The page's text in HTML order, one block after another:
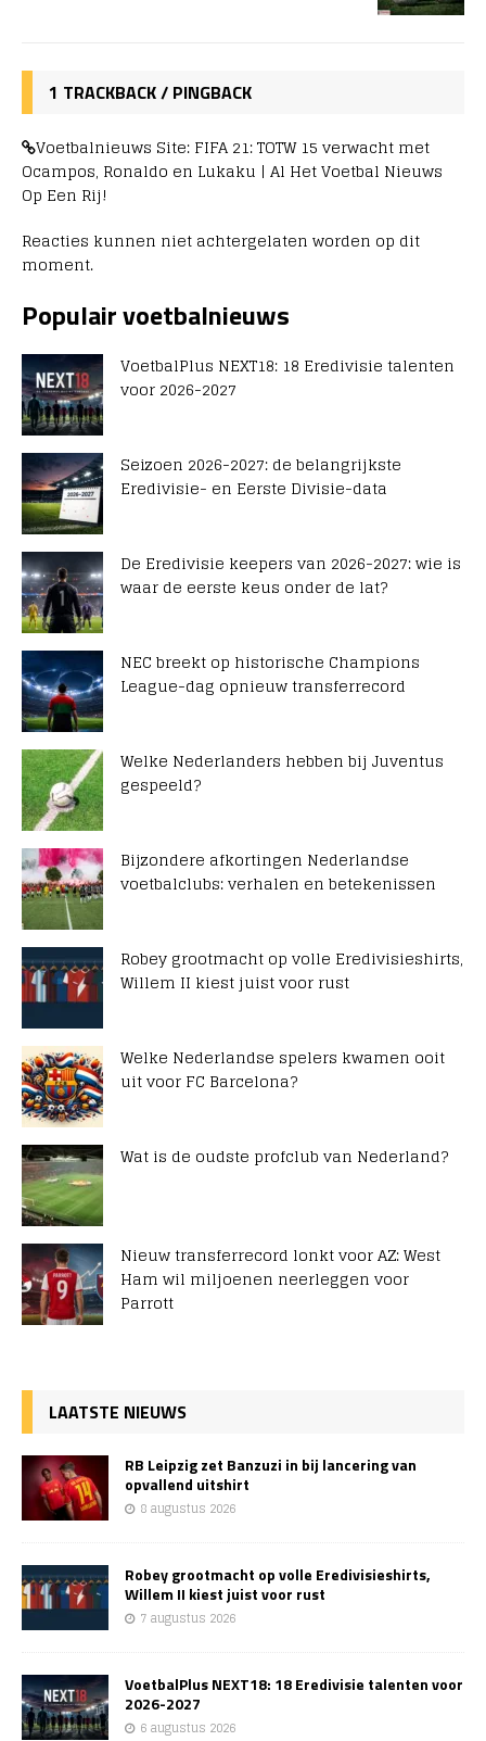
1 TRACKBACK / PINGBACK
Voetbalnieuws Site: FIFA 21: TOTW 15 verwacht met
Ocampos, Ronaldo en Lukaku | Al Het Voetbal Nieuws
Op Een Rij!
Reacties kunnen niet achtergelaten worden op dit
moment.
Populair voetbalnieuws
VoetbalPlus NEXT18: 18 Eredivisie talenten
voor 2026-2027
Seizoen 2026-2027: de belangrijkste
Eredivisie- en Eerste Divisie-data
De Eredivisie keepers van 2026-2027: wie is
waar de eerste keus onder de lat?
NEC breekt op historische Champions
League-dag opnieuw transferrecord
Welke Nederlanders hebben bij Juventus
gespeeld?
Bijzondere afkortingen Nederlandse
voetbalclubs: verhalen en betekenissen
Robey grootmacht op volle Eredivisieshirts,
Willem II kiest juist voor rust
Welke Nederlandse spelers kwamen ooit
uit voor FC Barcelona?
Wat is de oudste profclub van Nederland?
Nieuw transferrecord lonkt voor AZ: West
Ham wil miljoenen neerleggen voor
Parrott
LAATSTE NIEUWS
RB Leipzig zet Banzuzi in bij lancering van
opvallend uitshirt
8 augustus 2026
Robey grootmacht op volle Eredivisieshirts,
Willem II kiest juist voor rust
7 augustus 2026
VoetbalPlus NEXT18: 18 Eredivisie talenten voor
2026-2027
6 augustus 2026